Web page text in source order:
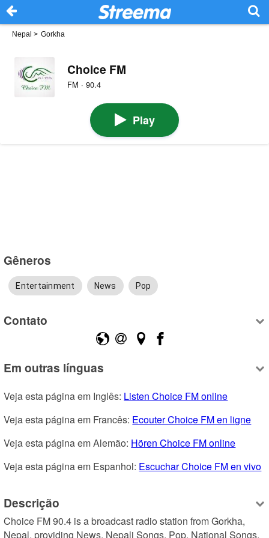
Nepal > Gorkha
Choice FM
FM · 90.4
Play
Gêneros
Entertainment News Pop
Contato
Em outras línguas
Veja esta página em Inglês: Listen Choice FM online
Veja esta página em Francês: Ecouter Choice FM en ligne
Veja esta página em Alemão: Hören Choice FM online
Veja esta página em Espanhol: Escuchar Choice FM en vivo
Descrição
Choice FM 90.4 is a broadcast radio station from Gorkha,
Nepal, providing News, Nepali Songs, Pop, National Songs,